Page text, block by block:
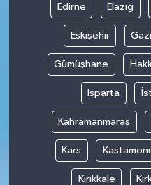
Edirne Elazığ
Eskişehir
Gümüşhane
Isparta
Kahramanmaraş
Kars
Kırıkkale